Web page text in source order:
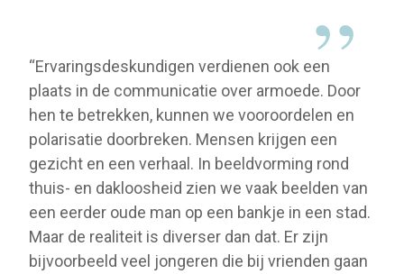
“Ervaringsdeskundigen verdienen ook een
plaats in de communicatie over armoede. Door
hen te betrekken, kunnen we vooroordelen en
polarisatie doorbreken. Mensen krijgen een
gezicht en een verhaal. In beeldvorming rond
thuis- en dakloosheid zien we vaak beelden van
een eerder oude man op een bankje in een stad.
Maar de realiteit is diverser dan dat. Er zijn
bijvoorbeeld veel jongeren die bij vrienden gaan